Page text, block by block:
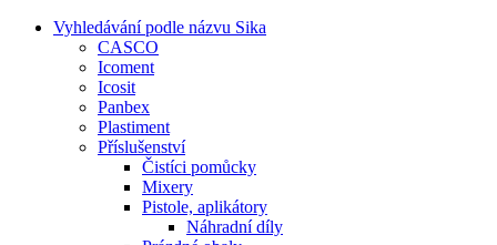
Vyhledávání podle názvu Sika
CASCO
Icoment
Icosit
Panbex
Plastiment
Příslušenství
Čistíci pomůcky
Mixery
Pistole, aplikátory
Náhradní díly